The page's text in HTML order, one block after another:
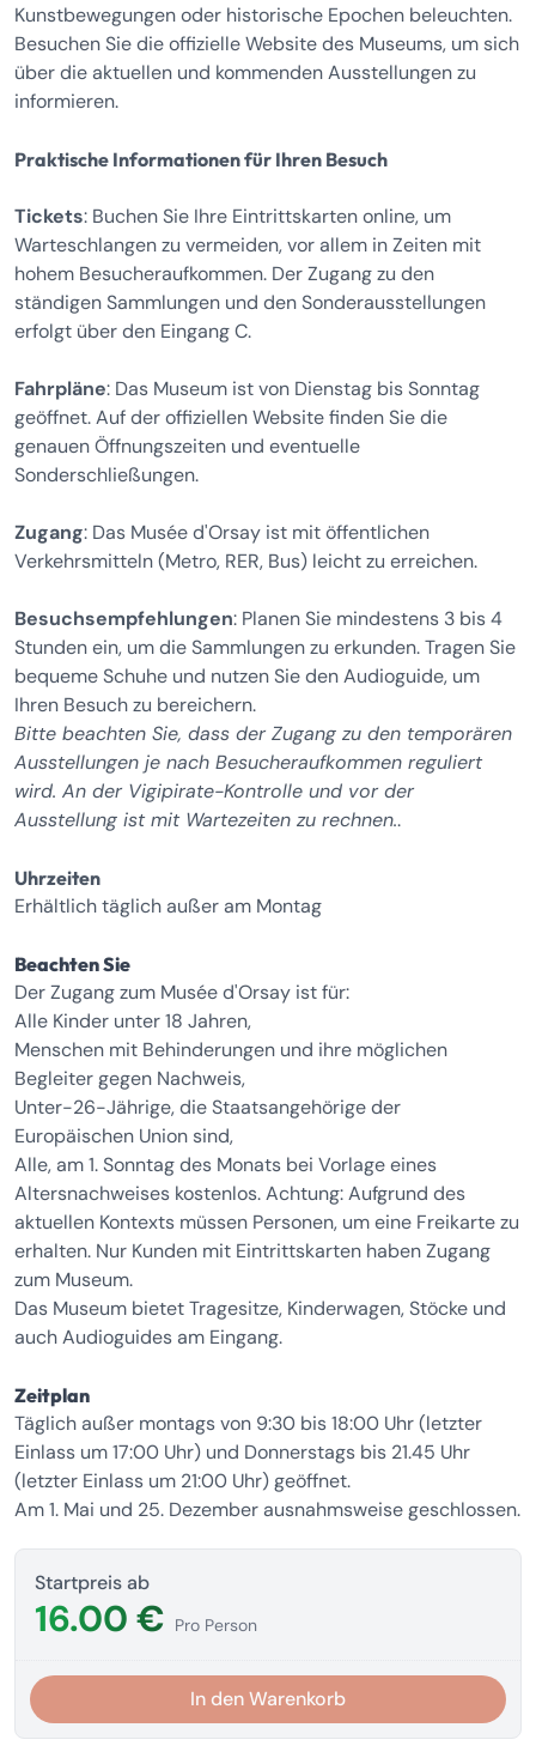
Kunstbewegungen oder historische Epochen beleuchten.
Besuchen Sie die offizielle Website des Museums, um sich
über die aktuellen und kommenden Ausstellungen zu
informieren.
Praktische Informationen für Ihren Besuch
Tickets: Buchen Sie Ihre Eintrittskarten online, um
Warteschlangen zu vermeiden, vor allem in Zeiten mit
hohem Besucheraufkommen. Der Zugang zu den
ständigen Sammlungen und den Sonderausstellungen
erfolgt über den Eingang C.
Fahrpläne: Das Museum ist von Dienstag bis Sonntag
geöffnet. Auf der offiziellen Website finden Sie die
genauen Öffnungszeiten und eventuelle
Sonderschließungen.
Zugang: Das Musée d'Orsay ist mit öffentlichen
Verkehrsmitteln (Metro, RER, Bus) leicht zu erreichen.
Besuchsempfehlungen: Planen Sie mindestens 3 bis 4
Stunden ein, um die Sammlungen zu erkunden. Tragen Sie
bequeme Schuhe und nutzen Sie den Audioguide, um
Ihren Besuch zu bereichern.
Bitte beachten Sie, dass der Zugang zu den temporären
Ausstellungen je nach Besucheraufkommen reguliert
wird. An der Vigipirate-Kontrolle und vor der
Ausstellung ist mit Wartezeiten zu rechnen..
Uhrzeiten
Erhältlich täglich außer am Montag
Beachten Sie
Der Zugang zum Musée d'Orsay ist für:
Alle Kinder unter 18 Jahren,
Menschen mit Behinderungen und ihre möglichen
Begleiter gegen Nachweis,
Unter-26-Jährige, die Staatsangehörige der
Europäischen Union sind,
Alle, am 1. Sonntag des Monats bei Vorlage eines
Altersnachweises kostenlos. Achtung: Aufgrund des
aktuellen Kontexts müssen Personen, um eine Freikarte zu
erhalten. Nur Kunden mit Eintrittskarten haben Zugang
zum Museum.
Das Museum bietet Tragesitze, Kinderwagen, Stöcke und
auch Audioguides am Eingang.
Zeitplan
Täglich außer montags von 9:30 bis 18:00 Uhr (letzter
Einlass um 17:00 Uhr) und Donnerstags bis 21.45 Uhr
(letzter Einlass um 21:00 Uhr) geöffnet.
Am 1. Mai und 25. Dezember ausnahmsweise geschlossen.
Startpreis ab
16.00 € Pro Person
In den Warenkorb